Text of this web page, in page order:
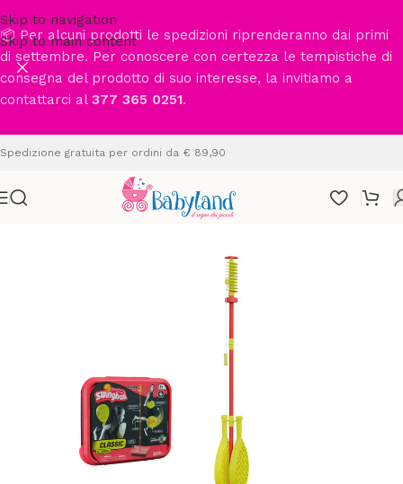
Skip to navigation
Skip to main content
📦 Per alcuni prodotti le spedizioni riprenderanno dai primi
di settembre. Per conoscere con certezza le tempistiche di
consegna del prodotto di suo interesse, la invitiamo a
contattarci al 377 365 0251.
Spedizione gratuita per ordini da € 89,90